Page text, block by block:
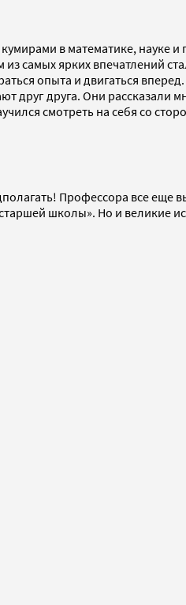
в математике, науке и
самых ярких впечатлений
опыта и двигаться
друга. Они рассказали
смотреть на себя со
Профессора все еще
школы». Но и великие